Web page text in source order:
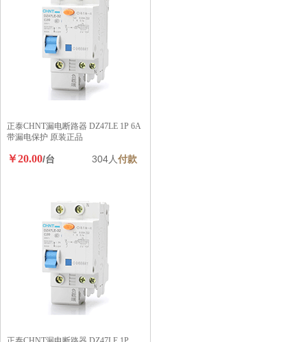
正泰CHNT漏电断路器 DZ47LE 1P 6A
带漏电保护 原装正品
￥20.00/台 304人付款